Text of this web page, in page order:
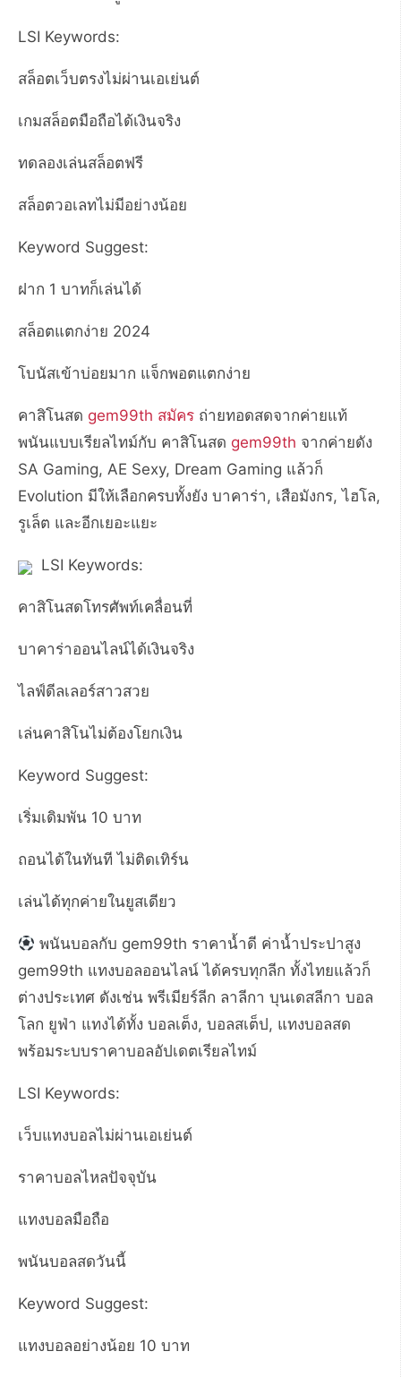
LSI Keywords:
สล็อตเว็บตรงไม่ผ่านเอเย่นต์
เกมสล็อตมือถือได้เงินจริง
ทดลองเล่นสล็อตฟรี
สล็อตวอเลทไม่มีอย่างน้อย
Keyword Suggest:
ฝาก 1 บาทก็เล่นได้
สล็อตแตกง่าย 2024
โบนัสเข้าบ่อยมาก แจ็กพอตแตกง่าย
คาสิโนสด gem99th สมัคร ถ่ายทอดสดจากค่ายแท้
พนันแบบเรียลไทม์กับ คาสิโนสด gem99th จากค่ายดัง
SA Gaming, AE Sexy, Dream Gaming แล้วก็
Evolution มีให้เลือกครบทั้งยัง บาคาร่า, เสือมังกร, ไฮโล,
รูเล็ต และอีกเยอะแยะ
LSI Keywords:
คาสิโนสดโทรศัพท์เคลื่อนที่
บาคาร่าออนไลน์ได้เงินจริง
ไลฟ์ดีลเลอร์สาวสวย
เล่นคาสิโนไม่ต้องโยกเงิน
Keyword Suggest:
เริ่มเดิมพัน 10 บาท
ถอนได้ในทันที ไม่ติดเทิร์น
เล่นได้ทุกค่ายในยูสเดียว
พนันบอลกับ gem99th ราคาน้ำดี ค่าน้ำประปาสูง
gem99th แทงบอลออนไลน์ ได้ครบทุกลีก ทั้งไทยแล้วก็
ต่างประเทศ ดังเช่น พรีเมียร์ลีก ลาลีกา บุนเดสลีกา บอล
โลก ยูฟ่า แทงได้ทั้ง บอลเต็ง, บอลสเต็ป, แทงบอลสด
พร้อมระบบราคาบอลอัปเดตเรียลไทม์
LSI Keywords:
เว็บแทงบอลไม่ผ่านเอเย่นต์
ราคาบอลไหลปัจจุบัน
แทงบอลมือถือ
พนันบอลสดวันนี้
Keyword Suggest:
แทงบอลอย่างน้อย 10 บาท